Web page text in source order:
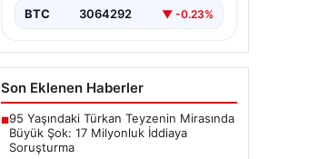
BTC 3064292 ▼ -0.23%
Son Eklenen Haberler
■95 Yaşındaki Türkan Teyzenin Mirasında
Büyük Şok: 17 Milyonluk İddiaya
Soruşturma